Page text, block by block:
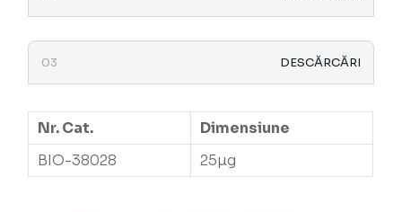
DESCĂRCĂRI
Nr. Cat.
Dimensiune
BIO-38028
25µg